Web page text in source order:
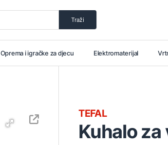
Traži
Oprema i igračke za djecu Elektromaterijal
Kuhalo za
TEFAL